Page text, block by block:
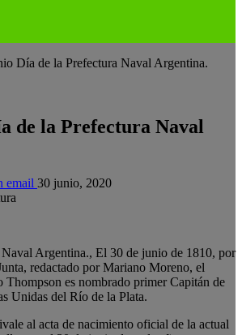
Día de la Prefectura Naval Argentina.
de la Prefectura Naval
email 30 junio, 2020
Argentina., El 30 de junio de 1810, por
redactado por Mariano Moreno, el
Thompson es nombrado primer Capitán de
Unidas del Río de la Plata.
al acta de nacimiento oficial de la actual